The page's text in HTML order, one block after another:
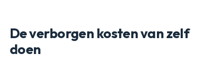
De verborgen kosten van zelf
doen